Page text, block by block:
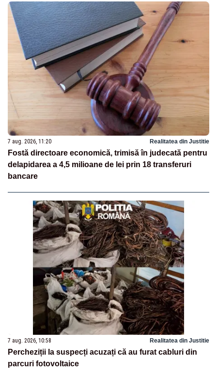
7 aug. 2026, 11:20 Realitatea din Justitie
Fostă directoare economică, trimisă în judecată pentru
delapidarea a 4,5 milioane de lei prin 18 transferuri
bancare
7 aug. 2026, 10:58 Realitatea din Justitie
Percheziții la suspecți acuzați că au furat cabluri din
parcuri fotovoltaice